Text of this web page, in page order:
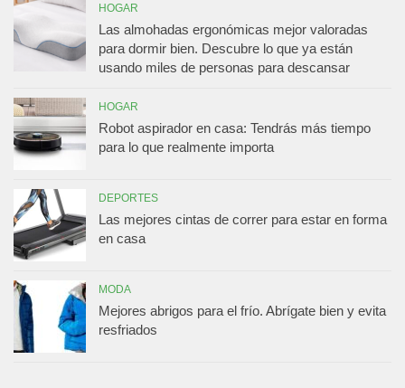
HOGAR
Las almohadas ergonómicas mejor valoradas
para dormir bien. Descubre lo que ya están
usando miles de personas para descansar
HOGAR
Robot aspirador en casa: Tendrás más tiempo
para lo que realmente importa
DEPORTES
Las mejores cintas de correr para estar en forma
en casa
MODA
Mejores abrigos para el frío. Abrígate bien y evita
resfriados